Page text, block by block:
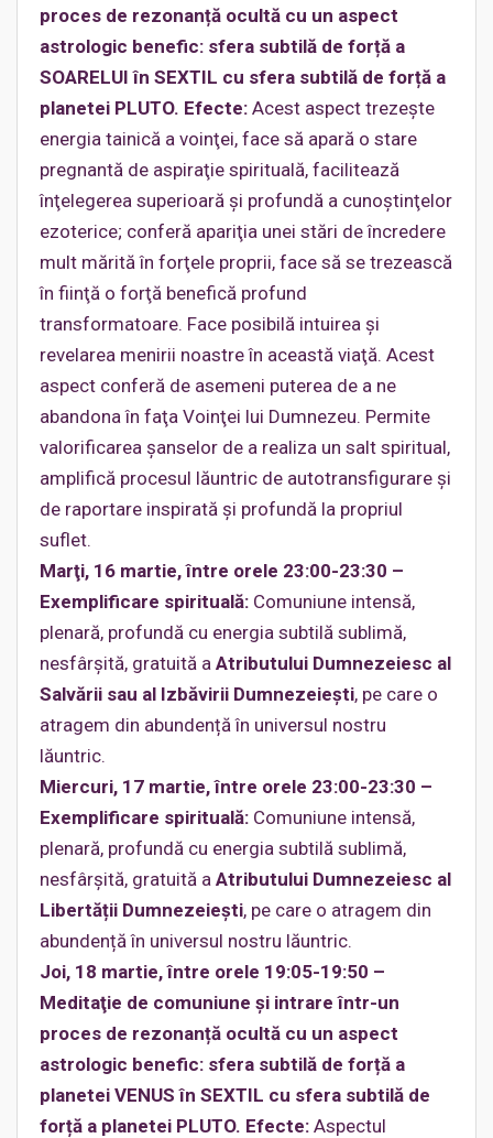
proces de rezonanță ocultă cu un aspect
astrologic benefic: sfera subtilă de forță a
SOARELUI în SEXTIL cu sfera subtilă de forță a
planetei PLUTO. Efecte: Acest aspect trezeşte
energia tainică a voinţei, face să apară o stare
pregnantă de aspiraţie spirituală, facilitează
înţelegerea superioară şi profundă a cunoştinţelor
ezoterice; conferă apariţia unei stări de încredere
mult mărită în forţele proprii, face să se trezească
în fiinţă o forţă benefică profund
transformatoare. Face posibilă intuirea şi
revelarea menirii noastre în această viaţă. Acest
aspect conferă de asemeni puterea de a ne
abandona în faţa Voinţei lui Dumnezeu. Permite
valorificarea şanselor de a realiza un salt spiritual,
amplifică procesul lăuntric de autotransfigurare şi
de raportare inspirată şi profundă la propriul
suflet.
Marţi, 16 martie, între orele 23:00-23:30 –
Exemplificare spirituală: Comuniune intensă,
plenară, profundă cu energia subtilă sublimă,
nesfârşită, gratuită a Atributului Dumnezeiesc al
Salvării sau al Izbăvirii Dumnezeieşti, pe care o
atragem din abundență în universul nostru
lăuntric.
Miercuri, 17 martie, între orele 23:00-23:30 –
Exemplificare spirituală: Comuniune intensă,
plenară, profundă cu energia subtilă sublimă,
nesfârşită, gratuită a Atributului Dumnezeiesc al
Libertății Dumnezeieşti, pe care o atragem din
abundență în universul nostru lăuntric.
Joi, 18 martie, între orele 19:05-19:50 –
Meditaţie de comuniune și intrare într-un
proces de rezonanță ocultă cu un aspect
astrologic benefic: sfera subtilă de forță a
planetei VENUS în SEXTIL cu sfera subtilă de
forță a planetei PLUTO. Efecte: Aspectul